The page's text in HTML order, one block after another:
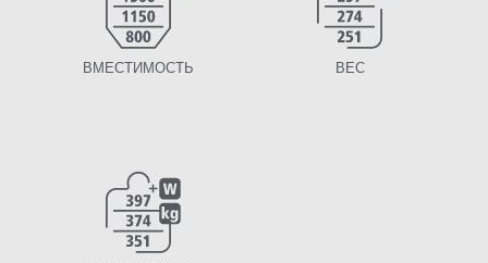
ВМЕСТИМОСТЬ BEC